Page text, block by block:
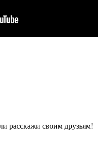
расскажи своим друзьям!